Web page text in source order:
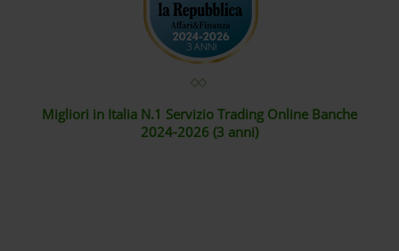
Migliori in Italia N.1 Servizio Trading Online Banche
2024-2026 (3 anni)